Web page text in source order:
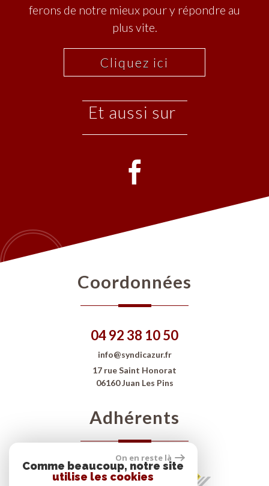
ferons de notre mieux pour y répondre au
plus vite.
Cliquez ici
et aussi sur
coordonnées
04 92 38 10 50
info@syndicazur.fr
17 rue Saint Honorat
06160 Juan Les Pins
adhérents
On en reste là
Comme beaucoup, notre site
utilise les cookies